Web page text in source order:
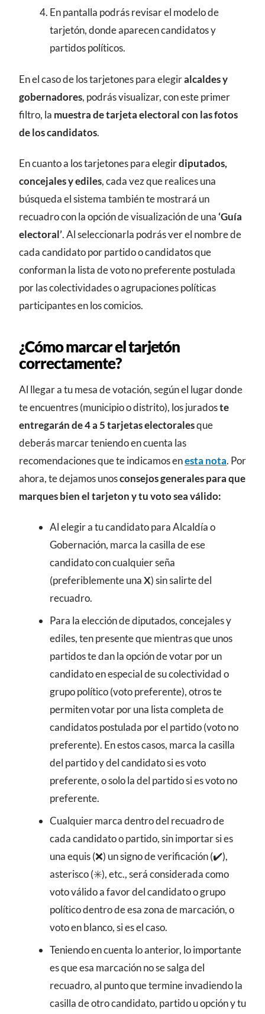
En pantalla podrás revisar el modelo de
tarjetón, donde aparecen candidatos y
partidos políticos.
En el caso de los tarjetones para elegiralcaldes y
gobernadores, podrás visualizar, con este primer
filtro, la muestra de tarjeta electoral con las fotos
de los candidatos.
En cuanto a los tarjetones para elegirdiputados,
concejales y ediles, cada vez que realices una
búsqueda el sistema también te mostrará un
recuadro con la opción de visualización de una‘Guía
electoral’. Al seleccionarla podrás ver el nombre de
cada candidato por partido o candidatos que
conforman la lista de voto no preferente postulada
por las colectividades o agrupaciones políticas
participantes en los comicios.
¿Cómo marcar el tarjetón
correctamente?
Al llegar a tu mesa de votación, según el lugar donde
te encuentres (municipio o distrito), los juradoste
entregarán de 4 a 5 tarjetas electoralesque
deberás marcar teniendo en cuenta las
recomendaciones que te indicamos enesta nota. Por
ahora, te dejamos unosconsejos generales para que
marques bien el tarjeton y tu voto sea válido:
Al elegir a tu candidato para Alcaldía o
Gobernación, marca la casilla de ese
candidato con cualquier seña
(preferiblemente unaX) sin salirte del
recuadro.
Para la elección de diputados, concejales y
ediles, ten presente que mientras que unos
partidos te dan la opción de votar por un
candidato en especial de su colectividad o
grupo político (voto preferente), otros te
permiten votar por una lista completa de
candidatos postulada por el partido (voto no
preferente). En estos casos, marca la casilla
del partido y del candidato si es voto
preferente, o solo la del partido si es voto no
preferente.
Cualquier marca dentro del recuadro de
cada candidato o partido, sin importar si es
una equis (❌) un signo de verificación (✔️),
asterisco (✳️), etc., será considerada como
voto válido a favor del candidato o grupo
político dentro de esa zona de marcación, o
voto en blanco, si es el caso.
Teniendo en cuenta lo anterior, lo importante
es que esa marcación no se salga del
recuadro, al punto que termine invadiendo la
casilla de otro candidato, partido u opción y tu